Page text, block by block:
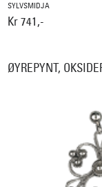
SYLVSMIDJA
Kr 741,-
ØYREPYNT,